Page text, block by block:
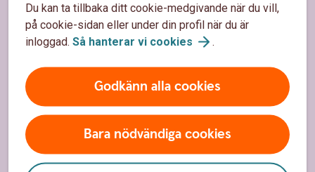
Du kan ta tillbaka ditt cookie-medgivande när du vill,
på cookie-sidan eller under din profil när du är
inloggad. Så hanterar vi cookies .
Godkänn alla cookies
Bara nödvändiga cookies
Priser, räntor och kurser
Om oss
Om Ulricehamns Sparbank
Samhällsengagemang/Hållbarhet
Organisation